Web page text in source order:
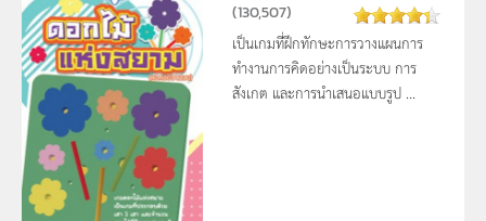
(130,507)
เป็นเกมที่ฝึกทักษะการวางแผนการ
ทำงานการคิดอย่างเป็นระบบ การ
สังเกต และการนำเสนอแบบรูป ...